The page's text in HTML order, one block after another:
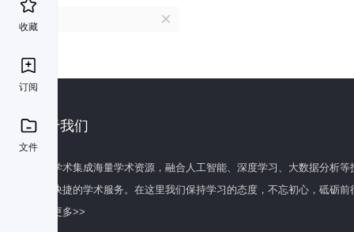
收藏
订阅
文件
关于我们
百度学术集成海量学术资源，融合人工智能、深度学习、大数据分析
全面快捷的学术服务。在这里我们保持学习的态度，不忘初心，砥砺前
了解更多>>